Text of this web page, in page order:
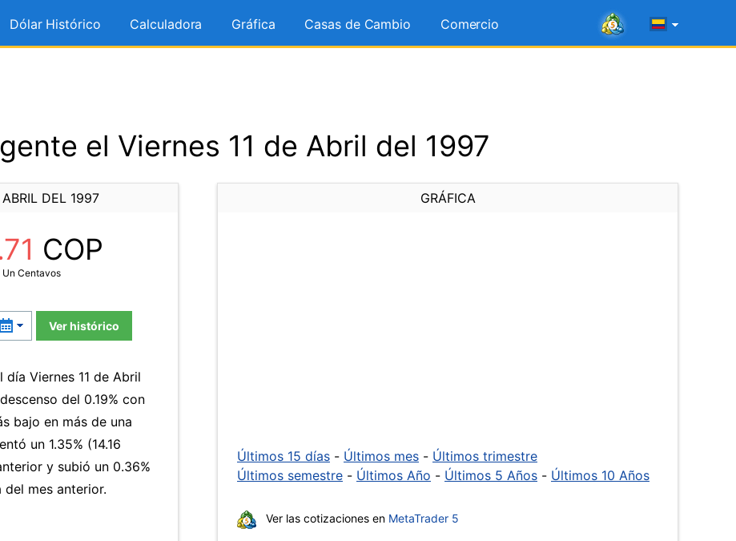
Dólar Histórico Calculadora Gráfica Casas de Cambio Comercio
el Viernes 11 de Abril del 1997
DEL 1997
COP
Centavos
Ver histórico
Viernes 11 de Abril
del 0.19% con
bajo en más de una
un 1.35% (14.16
y subió un 0.36%
mes anterior.
GRÁFICA
Últimos 15 días - Últimos mes - Últimos trimestre
Últimos semestre - Últimos Año - Últimos 5 Años - Últimos 10 Años
Ver las cotizaciones en MetaTrader 5